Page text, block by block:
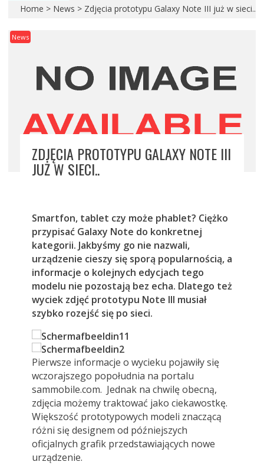
Home > News > Zdjęcia prototypu Galaxy Note III już w sieci..
News
ZDJĘCIA PROTOTYPU GALAXY NOTE III
JUŻ W SIECI..
Smartfon, tablet czy może phablet? Ciężko
przypisać Galaxy Note do konkretnej
kategorii. Jakbyśmy go nie nazwali,
urządzenie cieszy się sporą popularnością, a
informacje o kolejnych edycjach tego
modelu nie pozostają bez echa. Dlatego też
wyciek zdjęć prototypu Note III musiał
szybko rozejść się po sieci.
Pierwsze informacje o wycieku pojawiły się
wczorajszego popołudnia na portalu
sammobile.com. Jednak na chwilę obecną,
zdjęcia możemy traktować jako ciekawostkę.
Większość prototypowych modeli znaczącą
różni się designem od późniejszych
oficjalnych grafik przedstawiających nowe
urządzenie.